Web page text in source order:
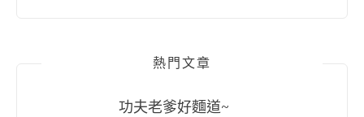
熱門文章
功夫老爹好麵道~